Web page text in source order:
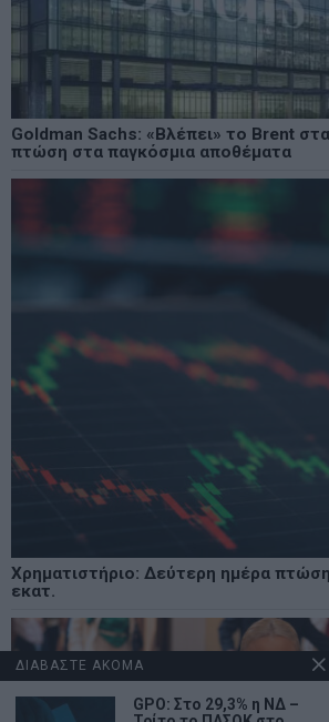
Goldman Sachs: «Βλέπει» το Brent
πτώση στα παγκόσμια αποθέματα
Χρηματιστήριο: Δεύτερη ημέρα
εκατ.
ΔΙΑΒΑΣΤΕ ΑΚΟΜΑ
GPO: Στο 29,3% η ΝΔ –